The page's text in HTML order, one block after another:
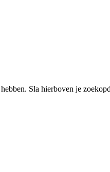
Sla hierboven je